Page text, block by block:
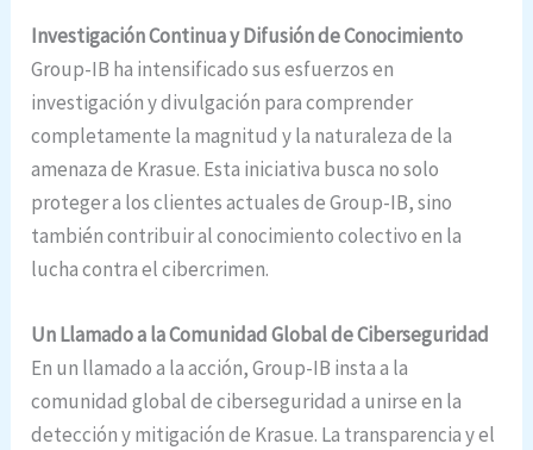
Investigación Continua y Difusión de Conocimiento
Group-IB ha intensificado sus esfuerzos en
investigación y divulgación para comprender
completamente la magnitud y la naturaleza de la
amenaza de Krasue. Esta iniciativa busca no solo
proteger a los clientes actuales de Group-IB, sino
también contribuir al conocimiento colectivo en la
lucha contra el cibercrimen.
Un Llamado a la Comunidad Global de Ciberseguridad
En un llamado a la acción, Group-IB insta a la
comunidad global de ciberseguridad a unirse en la
detección y mitigación de Krasue. La transparencia y el